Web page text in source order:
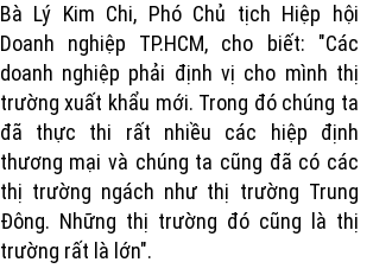
Bà Lý Kim Chi, Phó Chủ tịch Hiệp hội
Doanh nghiệp TP.HCM, cho biết: "Các
doanh nghiệp phải định vị cho mình thị
trường xuất khẩu mới. Trong đó chúng ta
đã thực thi rất nhiều các hiệp định
thương mại và chúng ta cũng đã có các
thị trường ngách như thị trường Trung
Đông. Những thị trường đó cũng là thị
trường rất là lớn".